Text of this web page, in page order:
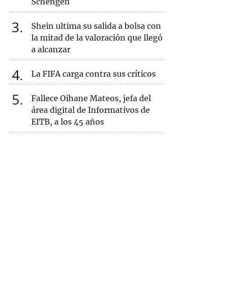
3
Shein ultima su salida a bolsa con
la mitad de la valoración que llegó
a alcanzar
4 La FIFA carga contra sus críticos
5
Fallece Oihane Mateos, jefa del
área digital de Informativos de
EITB, a los 45 años